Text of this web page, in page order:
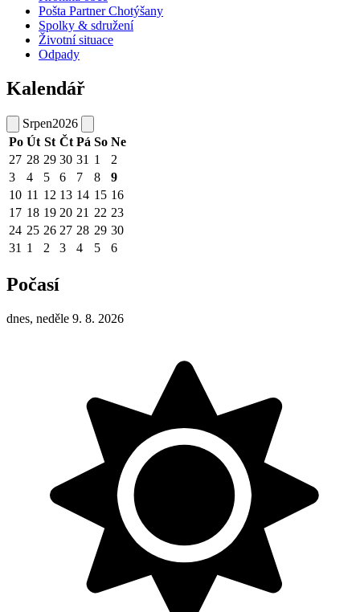
Pošta Partner Chotýšany
Spolky & sdružení
Životní situace
Odpady
Kalendář
Srpen2026
Po Út St Čt Pá So Ne
27 28 29 30 31 1
2
3
4 5 6 7 8
9
10 11 12 13 14 15 16
17 18 19 20 21 22 23
24 25 26 27 28 29 30
31 1 2 3 4 5 6
Počasí
dnes, neděle 9. 8. 2026